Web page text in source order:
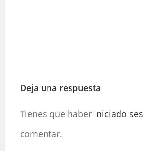
Deja una respuesta
Tienes que haber iniciado
comentar.